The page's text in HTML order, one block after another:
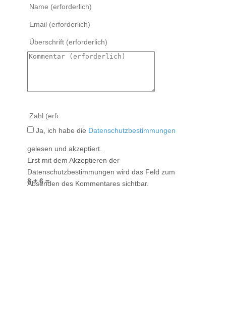
8 + 6 =
Ja, ich habe die Datenschutzbestimmungen
gelesen und akzeptiert.
Erst mit dem Akzeptieren der
Datenschutzbestimmungen wird das Feld zum
Absenden des Kommentares sichtbar.